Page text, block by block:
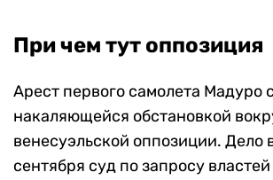
При чем тут оппозиция
Арест первого самолета Мадуро
накаляющейся обстановкой
венесуэльской оппозиции. Дело
сентября суд по запросу властей